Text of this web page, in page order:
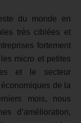
du monde en
très ciblées et
fortement
micro et petites
et le secteur
de la
mois, nous
d’amélioration,